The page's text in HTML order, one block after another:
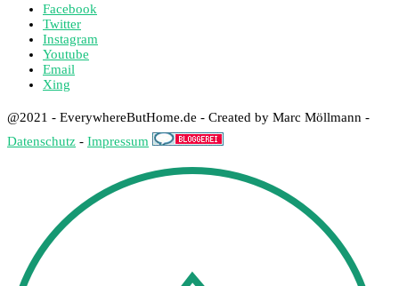
Facebook
Twitter
Instagram
Youtube
Email
Xing
@2021 - EverywhereButHome.de - Created by Marc Möllmann -
Datenschutz - Impressum